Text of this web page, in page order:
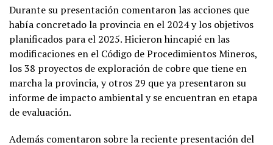
Durante su presentación comentaron las acciones que
había concretado la provincia en el 2024 y los objetivos
planificados para el 2025. Hicieron hincapié en las
modificaciones en el Código de Procedimientos Mineros,
los 38 proyectos de exploración de cobre que tiene en
marcha la provincia, y otros 29 que ya presentaron su
informe de impacto ambiental y se encuentran en etapa
de evaluación.
Además comentaron sobre la reciente presentación del